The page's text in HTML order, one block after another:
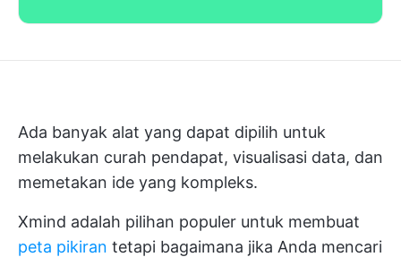
Ada banyak alat yang dapat dipilih untuk
melakukan curah pendapat, visualisasi data, dan
memetakan ide yang kompleks.
Xmind adalah pilihan populer untuk membuat
peta pikiran tetapi bagaimana jika Anda mencari